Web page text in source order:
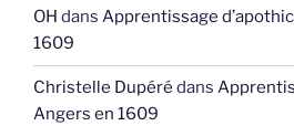
OH dans Apprentissage
1609
Christelle Dupéré dans
Angers en 1609